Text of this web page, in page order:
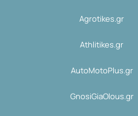
Agrotikes.gr
Athlitikes.gr
AutoMotoPlus.gr
GnosiGiaOlous.gr